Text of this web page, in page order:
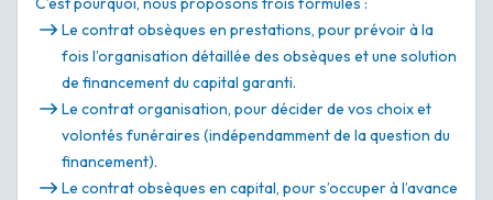
Le contrat obsèques en prestations, pour prévoir à la
fois l’organisation détaillée des obsèques et une solution
de financement du capital garanti.
Le contrat organisation, pour décider de vos choix et
volontés funéraires (indépendamment de la question du
financement).
Le contrat obsèques en capital, pour s’occuper à l’avance